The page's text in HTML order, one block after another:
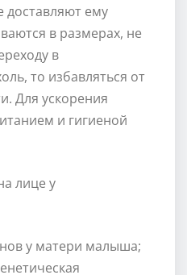
доставляют ему
в размерах, не
в
то избавляться от
Для ускорения
и гигиеной
лице у
у матери малыша;